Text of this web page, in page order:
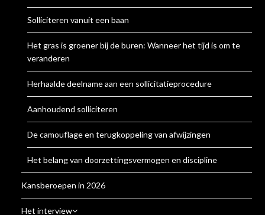
Solliciteren vanuit een baan
Het gras is groener bij de buren: Wanneer het tijd is om te
veranderen
Herhaalde deelname aan een sollicitatieprocedure
Aanhoudend solliciteren
De camouflage en terugkoppeling van afwijzingen
Het belang van doorzettingsvermogen en discipline
Kansberoepen in 2026
Het interview